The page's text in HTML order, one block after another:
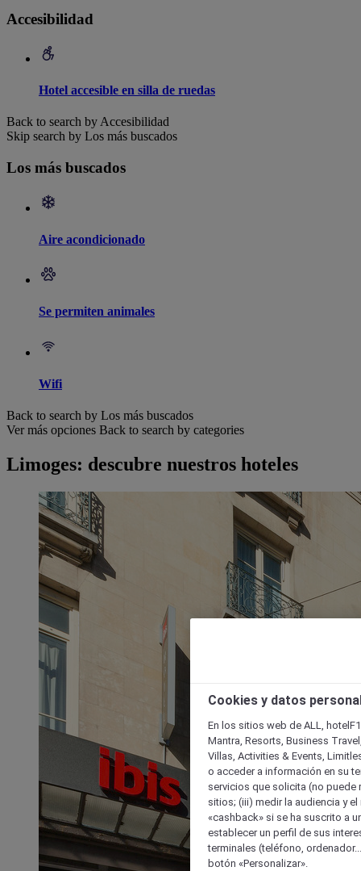
Accesibilidad
Hotel accesible en silla de ruedas
Back to search by Accesibilidad
Skip search by Los más buscados
Los más buscados
Aire acondicionado
Se permiten animales
Wifi
Back to search by Los más buscados
Ver más opciones Back to search by categories
Limoges: descubre nuestros hoteles
Cookies y datos
En los sitios web de ALL,
Mantra, Resorts, Business
Villas, Activities & Events,
o acceder a información en su
servicios que solicita (no puede
sitios; (iii) medir la audiencia y
«cashback» si se ha suscrito a
establecer un perfil de sus
terminales (teléfono,
botón «Personalizar».